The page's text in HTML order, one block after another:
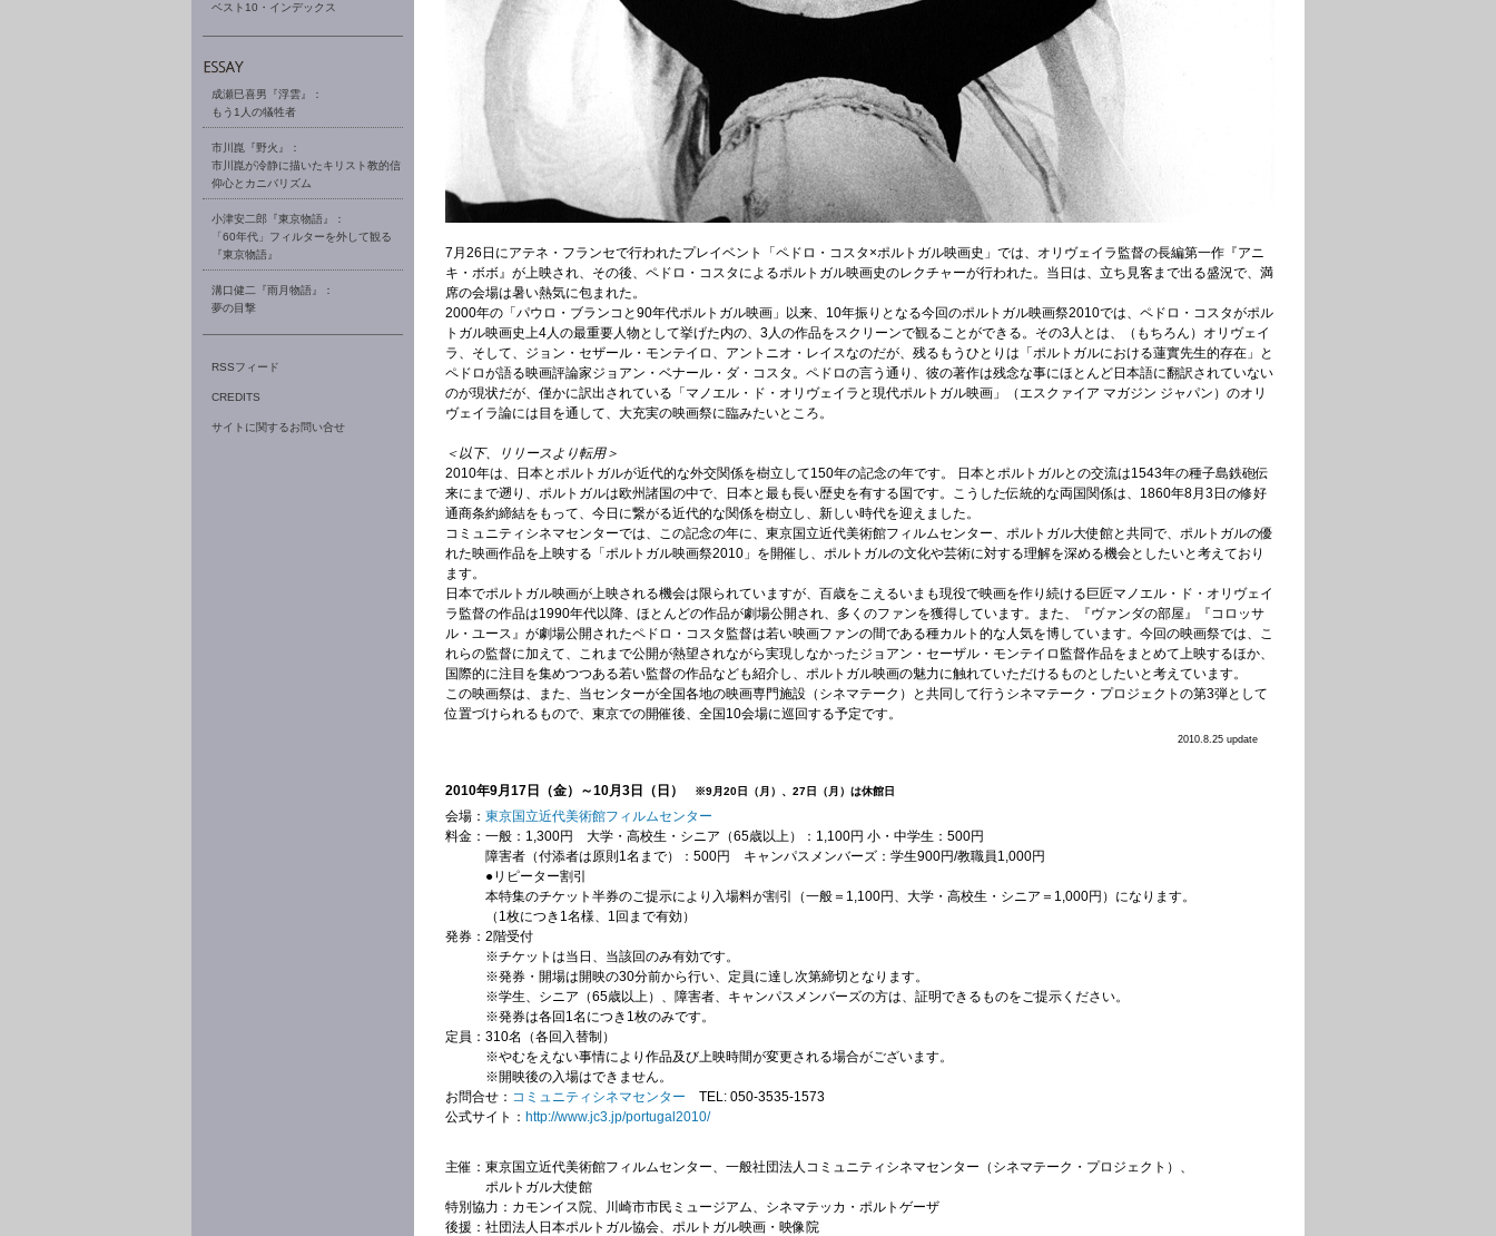
ベスト10・インデックス
成瀬巳喜男『浮雲』：
もう1人の犠牲者
市川崑『野火』：
市川崑が冷静に描いたキリスト教的信
仰心とカニバリズム
小津安二郎『東京物語』：
「60年代」フィルターを外して観る
『東京物語』
溝口健二『雨月物語』：
夢の目撃
RSSフィード
CREDITS
サイトに関するお問い合せ
7月26日にアテネ・フランセで行われたプレイベント「ペドロ・コスタ×ポルトガル映画史」では、オリヴェイラ監督の長編第一作『アニ
キ・ボボ』が上映され、その後、ペドロ・コスタによるポルトガル映画史のレクチャーが行われた。当日は、立ち見客まで出る盛況で、満
席の会場は暑い熱気に包まれた。
2000年の「パウロ・ブランコと90年代ポルトガル映画」以来、10年振りとなる今回のポルトガル映画祭2010では、ペドロ・コスタがポル
トガル映画史上4人の最重要人物として挙げた内の、3人の作品をスクリーンで観ることができる。その3人とは、（もちろん）オリヴェイ
ラ、そして、ジョン・セザール・モンテイロ、アントニオ・レイスなのだが、残るもうひとりは「ポルトガルにおける蓮實先生的存在」と
ペドロが語る映画評論家ジョアン・ベナール・ダ・コスタ。ペドロの言う通り、彼の著作は残念な事にほとんど日本語に翻訳されていない
のが現状だが、僅かに訳出されている「マノエル・ド・オリヴェイラと現代ポルトガル映画」（エスクァイア マガジン ジャパン）のオリ
ヴェイラ論には目を通して、大充実の映画祭に臨みたいところ。
＜以下、リリースより転用＞
2010年は、日本とポルトガルが近代的な外交関係を樹立して150年の記念の年です。 日本とポルトガルとの交流は1543年の種子島鉄砲伝
来にまで遡り、ポルトガルは欧州諸国の中で、日本と最も長い歴史を有する国です。こうした伝統的な両国関係は、1860年8月3日の修好
通商条約締結をもって、今日に繋がる近代的な関係を樹立し、新しい時代を迎えました。
コミュニティシネマセンターでは、この記念の年に、東京国立近代美術館フィルムセンター、ポルトガル大使館と共同で、ポルトガルの優
れた映画作品を上映する「ポルトガル映画祭2010」を開催し、ポルトガルの文化や芸術に対する理解を深める機会としたいと考えており
ます。
日本でポルトガル映画が上映される機会は限られていますが、百歳をこえるいまも現役で映画を作り続ける巨匠マノエル・ド・オリヴェイ
ラ監督の作品は1990年代以降、ほとんどの作品が劇場公開され、多くのファンを獲得しています。また、『ヴァンダの部屋』『コロッサ
ル・ユース』が劇場公開されたペドロ・コスタ監督は若い映画ファンの間である種カルト的な人気を博しています。今回の映画祭では、こ
れらの監督に加えて、これまで公開が熱望されながら実現しなかったジョアン・セーザル・モンテイロ監督作品をまとめて上映するほか、
国際的に注目を集めつつある若い監督の作品なども紹介し、ポルトガル映画の魅力に触れていただけるものとしたいと考えています。
この映画祭は、また、当センターが全国各地の映画専門施設（シネマテーク）と共同して行うシネマテーク・プロジェクトの第3弾として
位置づけられるもので、東京での開催後、全国10会場に巡回する予定です。
2010.8.25 update
2010年9月17日（金）～10月3日（日） ※9月20日（月）、27日（月）は休館日
会場： 東京国立近代美術館フィルムセンター
料金： 一般：1,300円 大学・高校生・シニア（65歳以上）：1,100円 小・中学生：500円
障害者（付添者は原則1名まで）：500円 キャンパスメンバーズ：学生900円/教職員1,000円
●リピーター割引
本特集のチケット半券のご提示により入場料が割引（一般＝1,100円、大学・高校生・シニア＝1,000円）になります。
（1枚につき1名様、1回まで有効）
発券： 2階受付
※チケットは当日、当該回のみ有効です。
※発券・開場は開映の30分前から行い、定員に達し次第締切となります。
※学生、シニア（65歳以上）、障害者、キャンパスメンバーズの方は、証明できるものをご提示ください。
※発券は各回1名につき1枚のみです。
定員： 310名（各回入替制）
※やむをえない事情により作品及び上映時間が変更される場合がございます。
※開映後の入場はできません。
お問合せ： コミュニティシネマセンター TEL: 050-3535-1573
公式サイト： http://www.jc3.jp/portugal2010/
主催： 東京国立近代美術館フィルムセンター、一般社団法人コミュニティシネマセンター（シネマテーク・プロジェクト）、
ポルトガル大使館
特別協力： カモンイス院、川崎市市民ミュージアム、シネマテッカ・ポルトゲーザ
後援： 社団法人日本ポルトガル協会、ポルトガル映画・映像院